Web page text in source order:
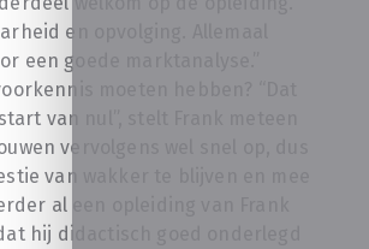
en opvolging. Allemaal
een goede marktanalyse.”
moeten hebben? “Dat
van nul”, stelt Frank meteen
vervolgens wel snel op, dus
van wakker te blijven en mee
al een opleiding van Frank
hij didactisch goed onderlegd